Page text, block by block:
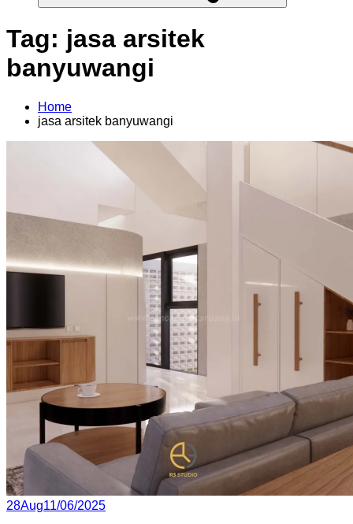
Tag: jasa arsitek
banyuwangi
Home
jasa arsitek banyuwangi
Posted
28Aug11/06/2025